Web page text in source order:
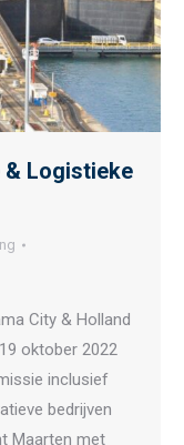
& Logistieke
City & Holland
oktober 2022
inclusief
bedrijven
Maarten met